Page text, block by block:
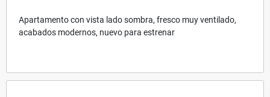
Apartamento con vista lado sombra, fresco muy ventilado,
acabados modernos, nuevo para estrenar